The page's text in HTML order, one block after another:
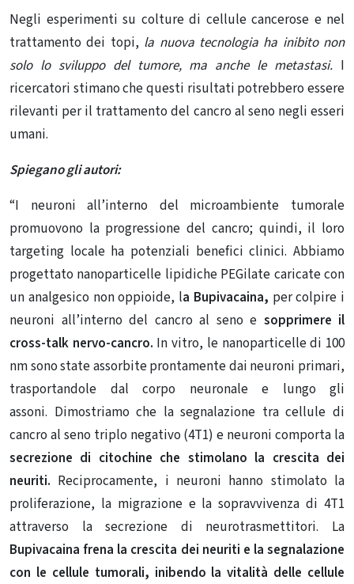
Negli esperimenti su colture di cellule cancerose e nel
trattamento dei topi, la nuova tecnologia ha inibito non
solo lo sviluppo del tumore, ma anche le metastasi. I
ricercatori stimano che questi risultati potrebbero essere
rilevanti per il trattamento del cancro al seno negli esseri
umani.
Spiegano gli autori:
“I neuroni all’interno del microambiente tumorale
promuovono la progressione del cancro; quindi, il loro
targeting locale ha potenziali benefici clinici. Abbiamo
progettato nanoparticelle lipidiche PEGilate caricate con
un analgesico non oppioide, la Bupivacaina, per colpire i
neuroni all’interno del cancro al seno e sopprimere il
cross-talk nervo-cancro. In vitro, le nanoparticelle di 100
nm sono state assorbite prontamente dai neuroni primari,
trasportandole dal corpo neuronale e lungo gli
assoni. Dimostriamo che la segnalazione tra cellule di
cancro al seno triplo negativo (4T1) e neuroni comporta la
secrezione di citochine che stimolano la crescita dei
neuriti. Reciprocamente, i neuroni hanno stimolato la
proliferazione, la migrazione e la sopravvivenza di 4T1
attraverso la secrezione di neurotrasmettitori. La
Bupivacaina frena la crescita dei neuriti e la segnalazione
con le cellule tumorali, inibendo la vitalità delle cellule